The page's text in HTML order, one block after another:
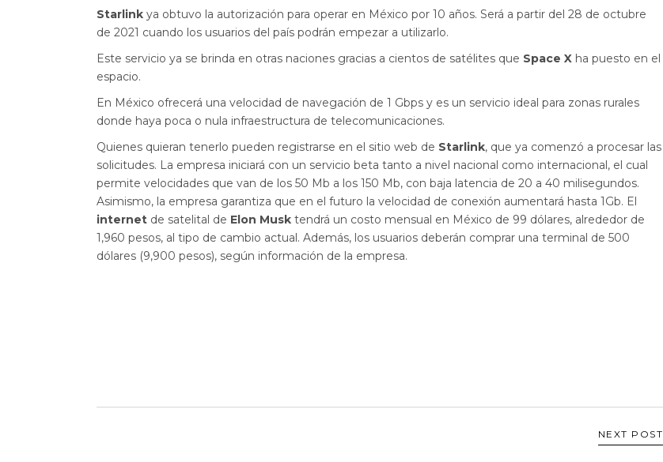
Starlink ya obtuvo la autorización para operar en México por 10 años. Será a partir del 28 de octubre
de 2021 cuando los usuarios del país podrán empezar a utilizarlo.
Este servicio ya se brinda en otras naciones gracias a cientos de satélites que Space X ha puesto en el
espacio.
En México ofrecerá una velocidad de navegación de 1 Gbps y es un servicio ideal para zonas rurales
donde haya poca o nula infraestructura de telecomunicaciones.
Quienes quieran tenerlo pueden registrarse en el sitio web de Starlink, que ya comenzó a procesar las
solicitudes. La empresa iniciará con un servicio beta tanto a nivel nacional como internacional, el cual
permite velocidades que van de los 50 Mb a los 150 Mb, con baja latencia de 20 a 40 milisegundos.
Asimismo, la empresa garantiza que en el futuro la velocidad de conexión aumentará hasta 1Gb. El
internet de satelital de Elon Musk tendrá un costo mensual en México de 99 dólares, alrededor de
1,960 pesos, al tipo de cambio actual. Además, los usuarios deberán comprar una terminal de 500
dólares (9,900 pesos), según información de la empresa.
NEXT POST